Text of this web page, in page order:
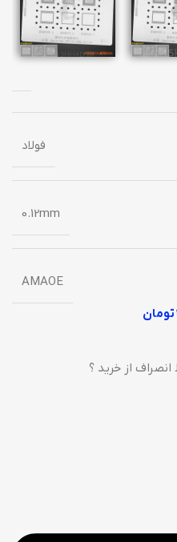
فولاد
0.12mm
AMAOE
تومان
از خرید ؟